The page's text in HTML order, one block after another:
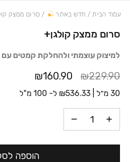
סרום ממצק קולגן+
למיצוק עוצמתי ולהחלקת קמטים
₪229.90
₪160.90
30 מ״ל | ₪536.33 ל- 100 מ"ל
כמות סרום ממצק קולגן+
הוספה
עמוד הבית / חדש באתר / סרום ממצק